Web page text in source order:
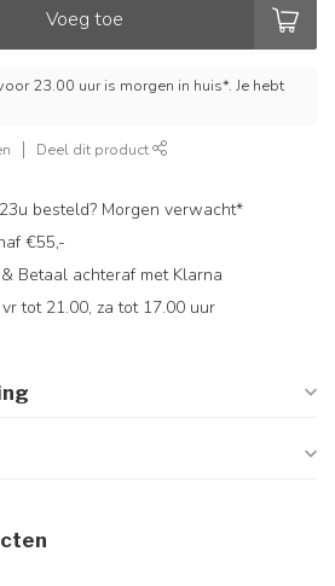
Voeg toe
23.00 uur is morgen in huis*. Je hebt
Deel dit product
besteld? Morgen verwacht*
€55,-
Betaal achteraf met Klarna
tot 21.00, za tot 17.00 uur